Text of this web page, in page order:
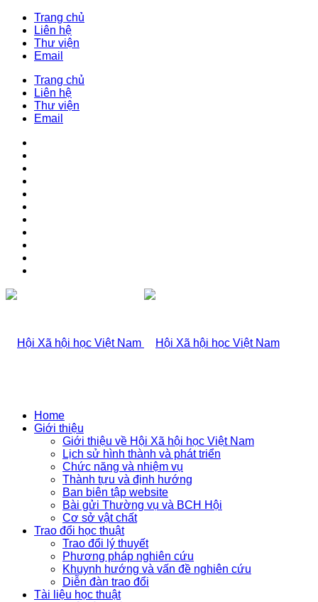
Trang chủ
Liên hệ
Thư viện
Email
Trang chủ
Liên hệ
Thư viện
Email
Home
Giới thiệu
Giới thiệu về Hội Xã hội học Việt Nam
Lịch sử hình thành và phát triển
Chức năng và nhiệm vụ
Thành tựu và định hướng
Ban biên tập website
Bài gửi Thường vụ và BCH Hội
Cơ sở vật chất
Trao đổi học thuật
Trao đổi lý thuyết
Phương pháp nghiên cứu
Khuynh hướng và vấn đề nghiên cứu
Diễn đàn trao đổi
Tài liệu học thuật